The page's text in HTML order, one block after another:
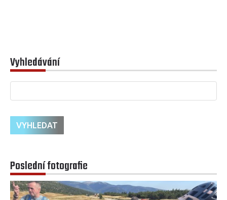
Vyhledávání
Poslední fotografie